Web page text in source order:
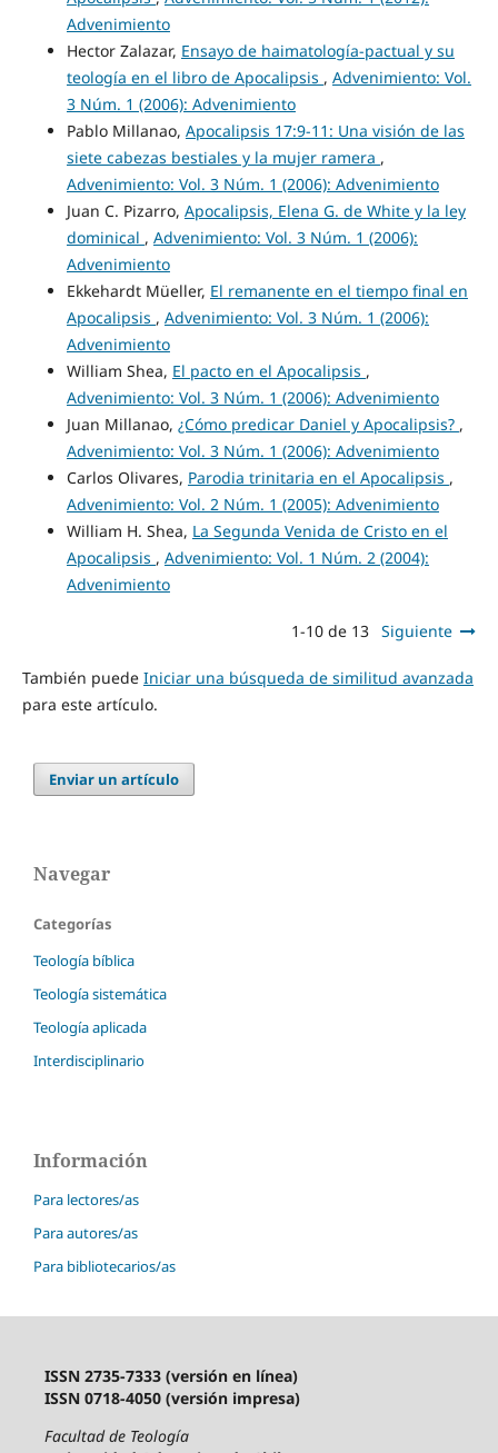
Advenimiento
Hector Zalazar, Ensayo de haimatología-pactual y su
teología en el libro de Apocalipsis , Advenimiento: Vol.
3 Núm. 1 (2006): Advenimiento
Pablo Millanao, Apocalipsis 17:9-11: Una visión de las
siete cabezas bestiales y la mujer ramera ,
Advenimiento: Vol. 3 Núm. 1 (2006): Advenimiento
Juan C. Pizarro, Apocalipsis, Elena G. de White y la ley
dominical , Advenimiento: Vol. 3 Núm. 1 (2006):
Advenimiento
Ekkehardt Müeller, El remanente en el tiempo final en
Apocalipsis , Advenimiento: Vol. 3 Núm. 1 (2006):
Advenimiento
William Shea, El pacto en el Apocalipsis ,
Advenimiento: Vol. 3 Núm. 1 (2006): Advenimiento
Juan Millanao, ¿Cómo predicar Daniel y Apocalipsis? ,
Advenimiento: Vol. 3 Núm. 1 (2006): Advenimiento
Carlos Olivares, Parodia trinitaria en el Apocalipsis ,
Advenimiento: Vol. 2 Núm. 1 (2005): Advenimiento
William H. Shea, La Segunda Venida de Cristo en el
Apocalipsis , Advenimiento: Vol. 1 Núm. 2 (2004):
Advenimiento
1-10 de 13 Siguiente
También puede Iniciar una búsqueda de similitud avanzada
para este artículo.
Enviar un artículo
Navegar
Categorías
Teología bíblica
Teología sistemática
Teología aplicada
Interdisciplinario
Información
Para lectores/as
Para autores/as
Para bibliotecarios/as
ISSN 2735-7333 (versión en línea)
ISSN 0718-4050 (versión impresa)
Facultad de Teología